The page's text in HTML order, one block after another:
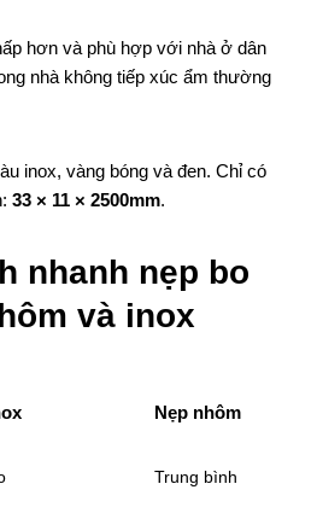
hơn và phù hợp với nhà ở dân
nhà không tiếp xúc ẩm thường
inox, vàng bóng và đen. Chỉ có
33 × 11 × 2500mm.
nhanh nẹp bo
và inox
Nẹp nhôm
Trung bình